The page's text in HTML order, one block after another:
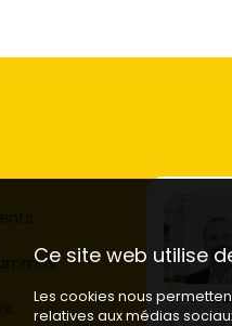
Ce site web utilise
Les cookies nous
relatives aux médias